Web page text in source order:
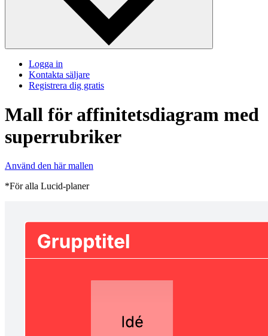
Logga in
Kontakta säljare
Registrera dig gratis
Mall för affinitetsdiagram med
superrubriker
Använd den här mallen
*För alla Lucid-planer